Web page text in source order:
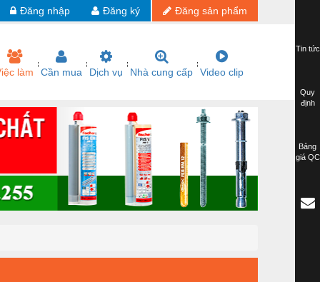
Đăng sản phẩm
Đăng ký
Đăng nhập
làm Cần mua Dịch vụ Nhà cung cấp Video clip
Tin tức
Quy
định
Bảng
giá QC